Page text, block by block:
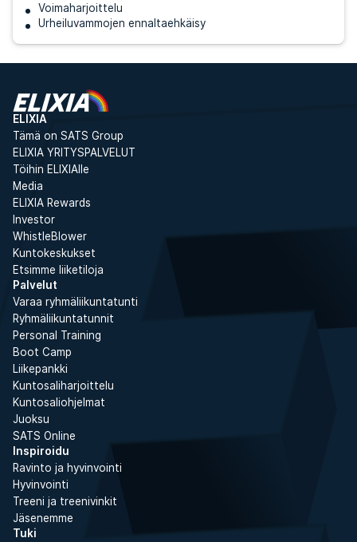
Voimaharjoittelu
Urheiluvammojen ennaltaehkäisy
ELIXIA
Tämä on SATS Group
ELIXIA YRITYSPALVELUT
Töihin ELIXIAlle
Media
ELIXIA Rewards
Investor
WhistleBlower
Kuntokeskukset
Etsimme liiketiloja
Palvelut
Varaa ryhmäliikuntatunti
Ryhmäliikuntatunnit
Personal Training
Boot Camp
Liikepankki
Kuntosaliharjoittelu
Kuntosaliohjelmat
Juoksu
SATS Online
Inspiroidu
Ravinto ja hyvinvointi
Hyvinvointi
Treeni ja treenivinkit
Jäsenemme
Tuki